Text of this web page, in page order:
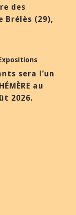
des
Brélès (29),
sera l’un
au
2026.